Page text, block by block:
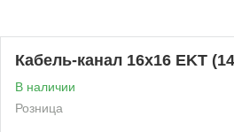
Кабель-канал 16х16 EKT
В наличии
Розница